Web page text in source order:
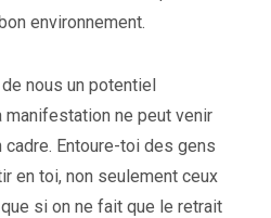
environnement.
de nous un potentiel
ne peut venir
Entoure-toi des gens
en toi, non seulement ceux
si on ne fait que le retrait